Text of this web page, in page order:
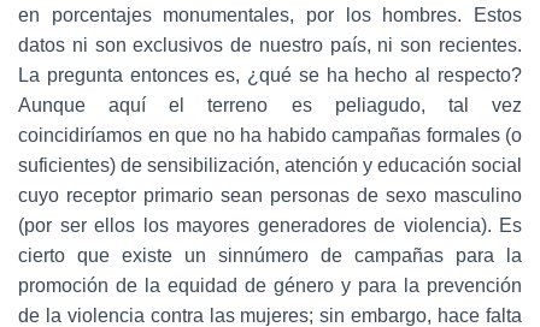
en porcentajes monumentales, por los hombres. Estos
datos ni son exclusivos de nuestro país, ni son recientes.
La pregunta entonces es, ¿qué se ha hecho al respecto?
Aunque aquí el terreno es peliagudo, tal vez
coincidiríamos en que no ha habido campañas formales (o
suficientes) de sensibilización, atención y educación social
cuyo receptor primario sean personas de sexo masculino
(por ser ellos los mayores generadores de violencia). Es
cierto que existe un sinnúmero de campañas para la
promoción de la equidad de género y para la prevención
de la violencia contra las mujeres; sin embargo, hace falta